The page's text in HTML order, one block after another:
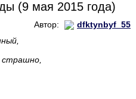
(9 мая 2015 года)
Автор:
dfktynbyf_55
страшно,